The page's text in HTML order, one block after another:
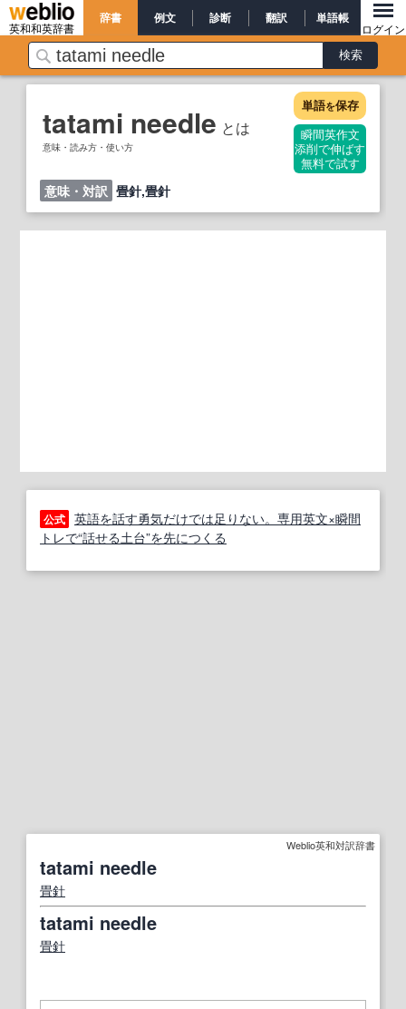
英和和英辞書
辞書 例文 診断 翻訳 単語帳
ログイン
tatami needle とは
意味・読み方・使い方
単語を保存
瞬間英作文
添削で伸ばす
無料で試す
意味・対訳 畳針,畳針
公式 英語を話す勇気だけでは足りない。専用英文×瞬間
トレで“話せる土台”を先につくる
Weblio英和対訳辞書
tatami needle
畳針
tatami needle
畳針